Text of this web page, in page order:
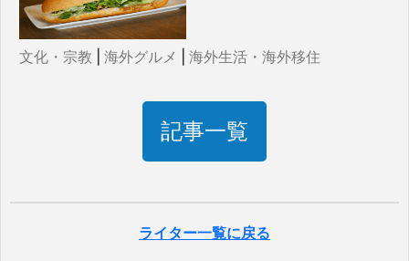
文化・宗教 海外グルメ 海外生活・海外移住
記事一覧
ライター一覧に戻る